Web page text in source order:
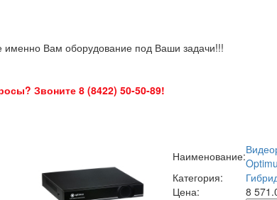
Вам оборудование под Ваши задачи!!!
Звоните 8 (8422) 50-50-89!
Наименование:
Категория:
Цена:
8